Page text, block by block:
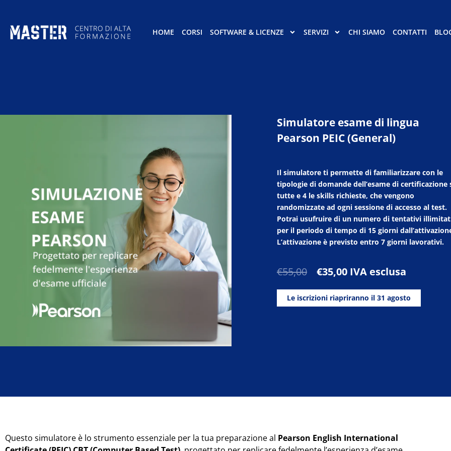
HOME CORSI SOFTWARE & LICENZE SERVIZI CHI SIAMO CONTATTI
Simulatore esame di lingua
Pearson PEIC (General)
Il simulatore ti permette di familiarizzare con le
tipologie di domande dell’esame di certificazione
tutte e 4 le skills richieste, che vengono
randomizzate ad ogni sessione di accesso al test.
Potrai usufruire di un numero di tentativi
per il periodo di tempo di 15 giorni
L’attivazione è previsto entro 7 giorni lavorativi.
€55,00
Il
originale
era:
€35,00Il
attuale
è:
IVA esclusa
Le iscrizioni riapriranno il 31 agosto
Questo simulatore è lo strumento essenziale per la tua preparazione al Pearson English International